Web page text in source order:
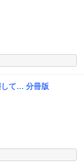
して… 分冊版